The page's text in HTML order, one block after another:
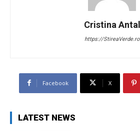
Cristina Antal
https://StireaVerde.ro
Facebook X
LATEST NEWS